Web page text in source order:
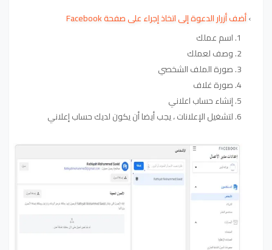
›أضف أزرار الدعوة إلى اتخاذ إجراء على صفحة Facebook
اسم عملك
وصف لعملك
صورة الملف الشخصي
صورة غلاف
إنشاء حساب اعلاني
لتشغيل الإعلانات ، يجب أيضا أن يكون لديك حساب إعلاني